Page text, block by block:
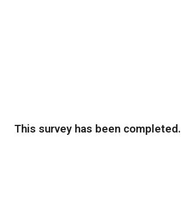
This survey has been completed.